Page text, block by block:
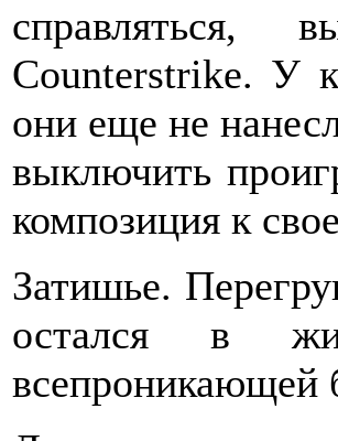
справляться,
Counterstrike. У
они еще не
выключить
композиция к
Затишье.
остался в
всепроникающей